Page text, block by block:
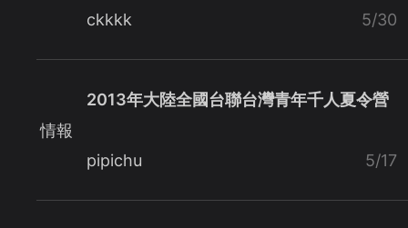
ckkkk 5/30
情報
2013年大陸全國台聯台灣青年千人夏令營
pipichu 5/17